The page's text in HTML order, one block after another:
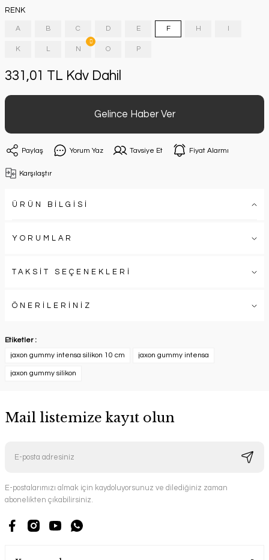
RENK
A B C D E F H I
K L N O P
331,01 TL Kdv Dahil
Gelince Haber Ver
Paylaş Yorum Yaz Tavsiye Et Fiyat Alarmı
Karşılaştır
ÜRÜN BİLGİSİ
YORUMLAR
TAKSİT SEÇENEKLERİ
ÖNERİLERİNİZ
Etiketler :
jaxon gummy intensa silikon 10 cm
jaxon gummy intensa
jaxon gummy silikon
Mail listemize kayıt olun
E-postalarımızı almak için kaydoluyorsunuz ve dilediğiniz zaman
abonelikten çıkabilirsiniz.